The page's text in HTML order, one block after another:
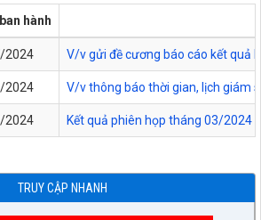
hành
2024 V/v gửi đề cương báo cáo kết quả
2024 V/v thông báo thời gian, lịch giám
2024 Kết quả phiên họp tháng 03/2024
TRUY CẬP NHANH